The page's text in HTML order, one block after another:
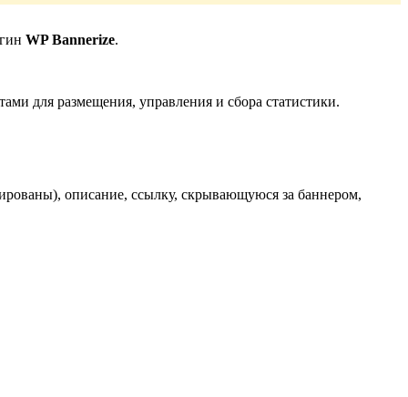
WP Bannerize.
для размещения, управления и сбора статистики.
описание, ссылку, скрывающуюся за баннером,